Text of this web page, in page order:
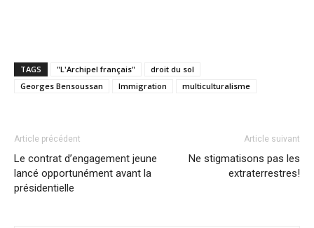
TAGS "L'Archipel français"
droit du sol
Georges Bensoussan
Immigration multiculturalisme
Article précédent
Le contrat d’engagement jeune
lancé opportunément avant la
présidentielle
Article suivant
Ne stigmatisons pas les
extraterrestres!